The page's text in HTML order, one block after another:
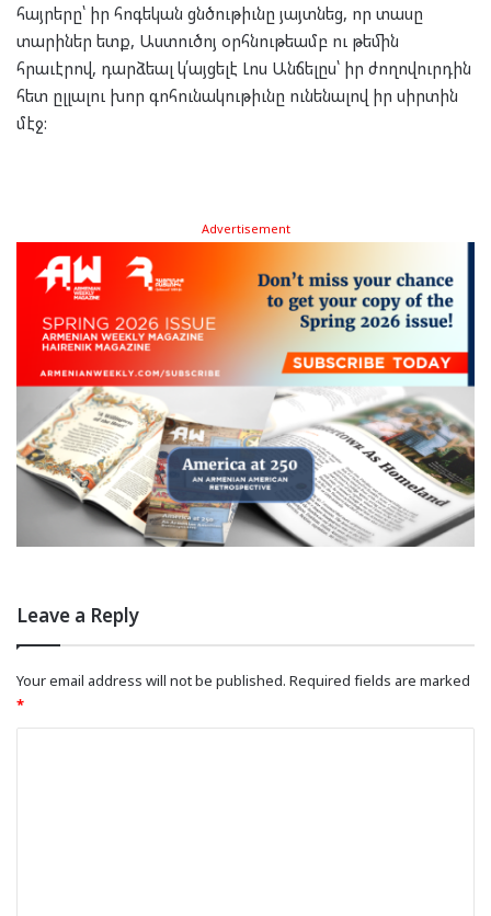
հայրերը՝ իր հոգեկան ցնծութիւնը յայտնեց, որ տասը
տարիներ ետք, Աստուծոյ օրհնութեամբ ու թեմին
հրաւէրով, դարձեալ կ՛այցելէ Լոս Անճելըս՝ իր ժողովուրդին
հետ ըլլալու խոր գոհունակութիւնը ունենալով իր սիրտին
մէջ:
Advertisement
Leave a Reply
Your email address will not be published. Required fields are marked
*